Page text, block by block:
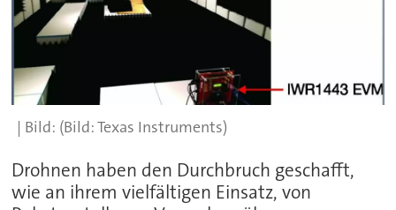
(Bild: Texas Instruments)
Drohnen haben den Durchbruch geschafft,
wie an ihrem vielfältigen Einsatz, von